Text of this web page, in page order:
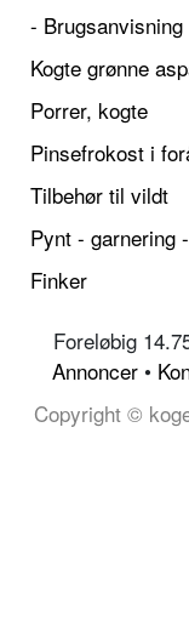
- Brugsanvisning
Kogte grønne
Porrer, kogte
Pinsefrokost i
Tilbehør til vildt
Pynt - garnering
Finker
Foreløbig
Annoncer •
Copyright ©